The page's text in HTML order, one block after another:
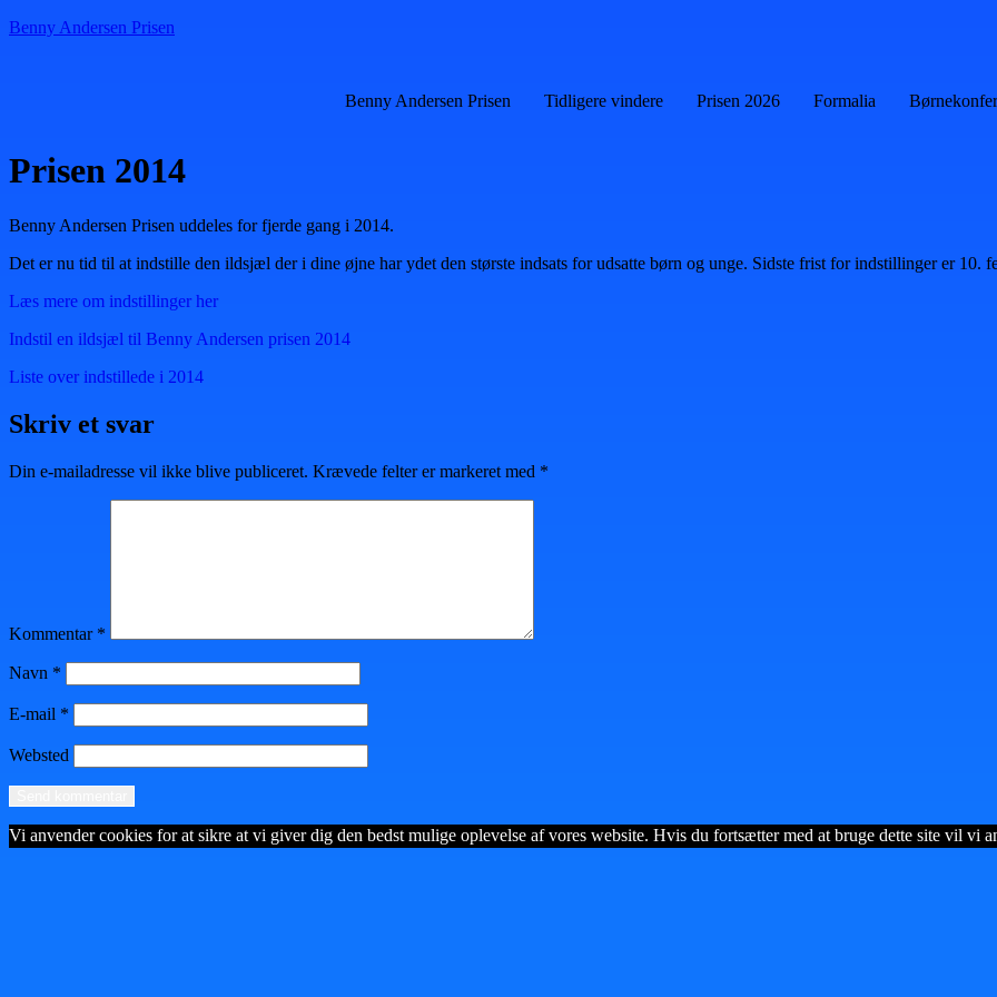
Benny Andersen Prisen
Benny Andersen Prisen Tidligere vindere Prisen 2026 Formalia
Prisen 2014
Benny Andersen Prisen uddeles for fjerde gang i 2014.
Det er nu tid til at indstille den ildsjæl der i dine øjne har ydet den største indsats for udsatte børn og unge. Sidste frist for indstillinger er 10.
Læs mere om indstillinger her
Indstil en ildsjæl til Benny Andersen prisen 2014
Liste over indstillede i 2014
Skriv et svar
Din e-mailadresse vil ikke blive publiceret. Krævede felter er markeret med *
Kommentar *
Navn *
E-mail *
Websted
Vi anvender cookies for at sikre at vi giver dig den bedst mulige oplevelse af vores website. Hvis du fortsætter med at bruge dette site vil vi